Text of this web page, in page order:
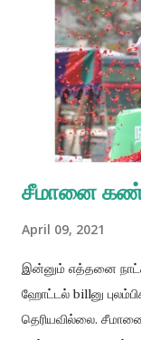
மலையகத்
அதன் தாக்கங்கள்,
தெரிவித்தோர்,
ஆதாரங்களுடன்
இருக்கிறது.
விடயத்தில் ஈழத்தமிழர்
சீமானை
April 09, 2021
இன்னும் எத்தனை
ஹோட்டல் billனு
தெரியவில்லை.